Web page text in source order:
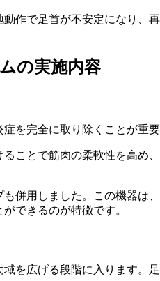
作で足首が不安定になり、
の実施内容
を完全に取り除くことが重
ことで筋肉の柔軟性を高め
併用しました。この機器は
できるのが特徴です。
を広げる段階に入ります。